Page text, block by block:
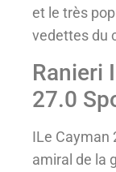
et le très
vedettes du
Ranieri
27.0
ILe Cayman
amiral de la